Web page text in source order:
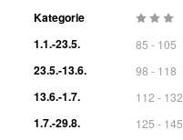
Kategorie
1.1.-23.5.
85 - 105
23.5.-13.6. 98 - 118
13.6.-1.7. 112 - 132
1.7.-29.8. 125 - 145